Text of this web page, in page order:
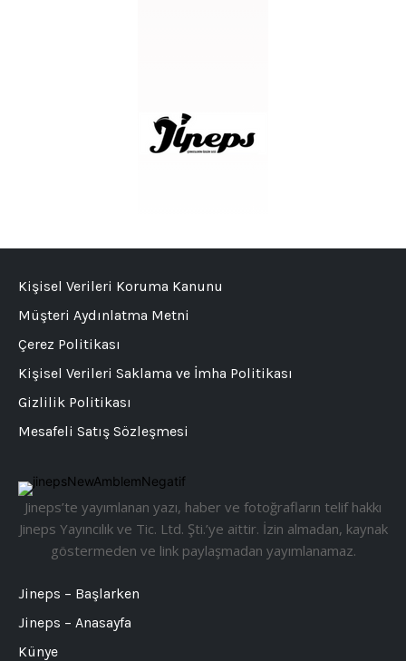
Jineps’te yayımlanan yazı, haber ve fotoğrafların telif hakkı
Jineps Yayıncılık ve Tic. Ltd. Şti.’ye aittir. İzin almadan, kaynak
göstermeden ve link paylaşmadan yayımlanamaz.
Jineps – Başlarken
Jineps – Anasayfa
Künye
Kişisel Verileri Koruma Kanunu
Müşteri Aydınlatma Metni
Çerez Politikası
Kişisel Verileri Saklama ve İmha Politikası
Gizlilik Politikası
Mesafeli Satış Sözleşmesi